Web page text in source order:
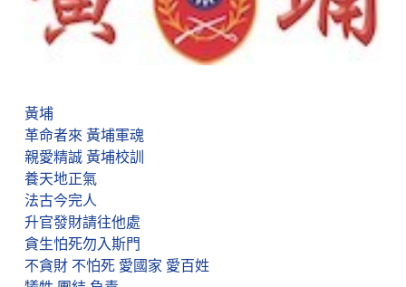
黃埔
革命者來 黃埔軍魂
親愛精誠 黃埔校訓
養天地正氣
法古今完人
升官發財請往他處
貪生怕死勿入斯門
不貪財 不怕死 愛國家 愛百姓